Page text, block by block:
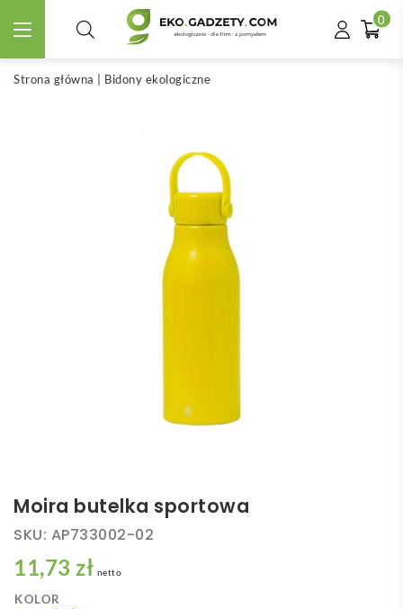
0
Strona główna Bidony ekologiczne
Moira butelka sportowa
SKU: AP733002-02
11,73 zł netto
KOLOR